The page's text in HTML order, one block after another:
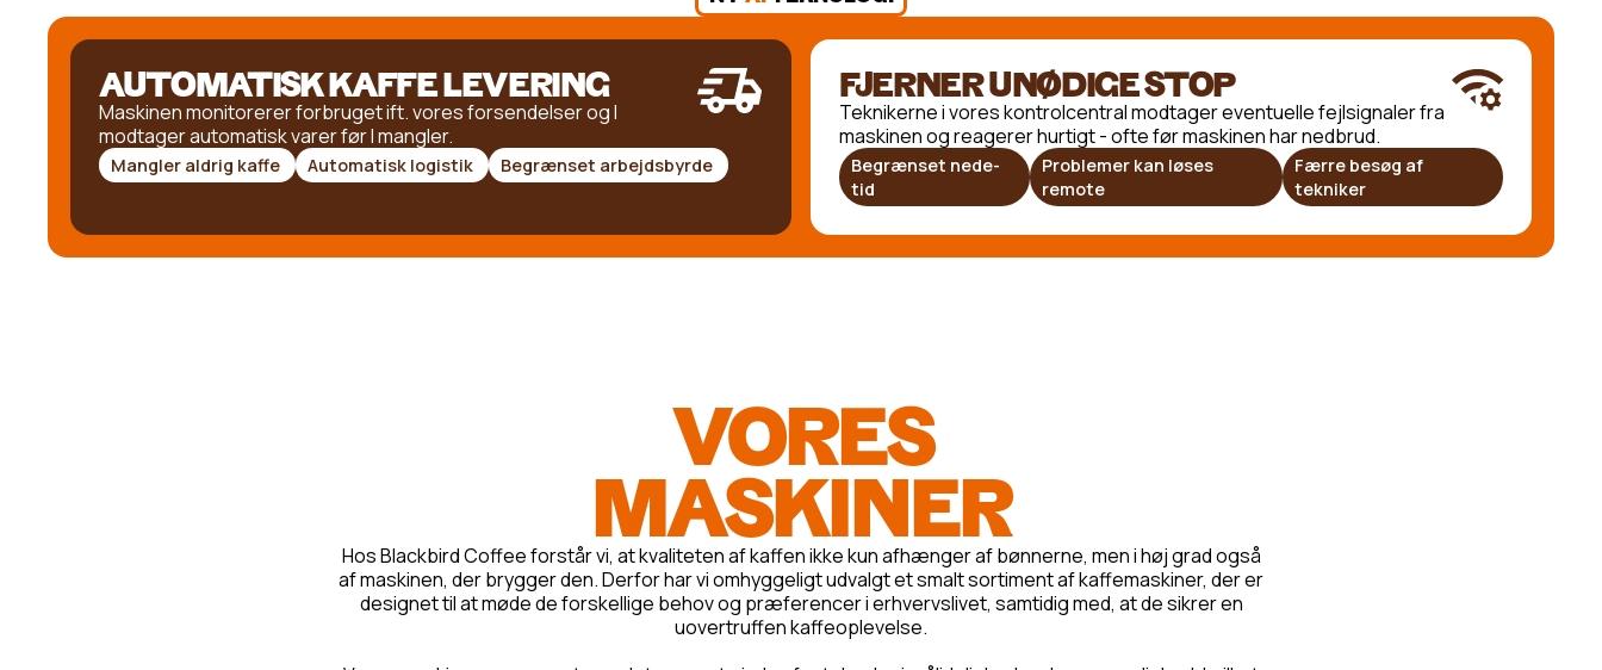
AUTOMATISK KAFFE LEVERING
Maskinen monitorerer forbruget ift. vores forsendelser og I
modtager automatisk varer før I mangler.
Mangler aldrig kaffe Automatisk logistik Begrænset arbejdsbyrde
FJERNER UNØDIGE STOP
Teknikerne i vores kontrolcentral modtager eventuelle fejlsignaler fra
maskinen og reagerer hurtigt - ofte før maskinen har nedbrud.
Begrænset nede-
tid
Problemer kan løses
remote
Færre besøg af
tekniker
VORES
MASKINER
Hos Blackbird Coffee forstår vi, at kvaliteten af kaffen ikke kun afhænger af bønnerne, men i høj grad også
af maskinen, der brygger den. Derfor har vi omhyggeligt udvalgt et smalt sortiment af kaffemaskiner, der er
designet til at møde de forskellige behov og præferencer i erhvervslivet, samtidig med, at de sikrer en
uovertruffen kaffeoplevelse.